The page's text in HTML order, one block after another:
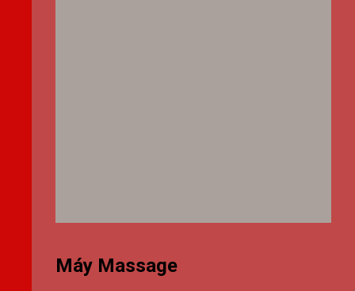
Máy Massage